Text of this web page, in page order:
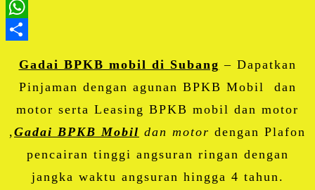
Gadai BPKB mobil di Subang – Dapatkan
Pinjaman dengan agunan BPKB Mobil dan
motor serta Leasing BPKB mobil dan motor
, Gadai BPKB Mobil dan motor dengan Plafon
pencairan tinggi angsuran ringan dengan
jangka waktu angsuran hingga 4 tahun.